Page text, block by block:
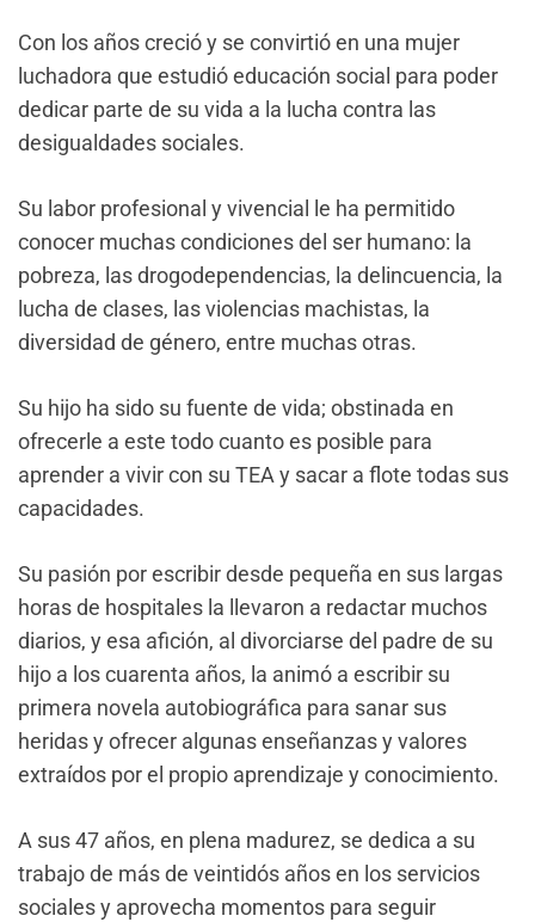
Con los años creció y se convirtió en una mujer
luchadora que estudió educación social para poder
dedicar parte de su vida a la lucha contra las
desigualdades sociales.
Su labor profesional y vivencial le ha permitido
conocer muchas condiciones del ser humano: la
pobreza, las drogodependencias, la delincuencia, la
lucha de clases, las violencias machistas, la
diversidad de género, entre muchas otras.
Su hijo ha sido su fuente de vida; obstinada en
ofrecerle a este todo cuanto es posible para
aprender a vivir con su TEA y sacar a flote todas sus
capacidades.
Su pasión por escribir desde pequeña en sus largas
horas de hospitales la llevaron a redactar muchos
diarios, y esa afición, al divorciarse del padre de su
hijo a los cuarenta años, la animó a escribir su
primera novela autobiográfica para sanar sus
heridas y ofrecer algunas enseñanzas y valores
extraídos por el propio aprendizaje y conocimiento.
A sus 47 años, en plena madurez, se dedica a su
trabajo de más de veintidós años en los servicios
sociales y aprovecha momentos para seguir